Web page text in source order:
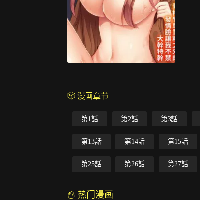
漫画章节
第1話 第2話 第3話
第13話 第14話 第15話
第25話 第26話 第27話
热门漫画